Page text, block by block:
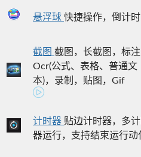
悬浮球 快捷操作，倒计时
截图 截图，长截图，标注
Ocr(公式、表格、普通文
本)，录制，贴图，Gif
计时器 贴边计时器，多
器运行，支持结束运行动